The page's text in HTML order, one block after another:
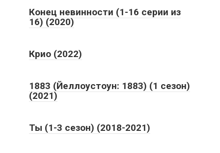
Конец невинности (1-16 серии из
16) (2020)
Крио (2022)
1883 (Йеллоустоун: 1883) (1 сезон)
(2021)
Ты (1-3 сезон) (2018-2021)